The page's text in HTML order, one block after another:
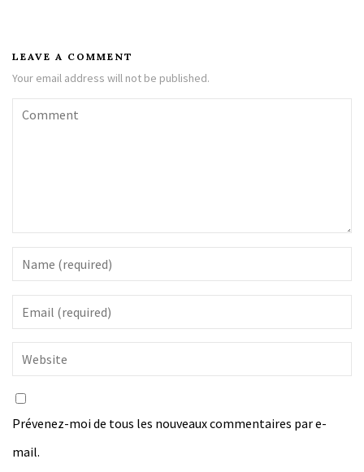
LEAVE A COMMENT
Your email address will not be published.
Prévenez-moi de tous les nouveaux commentaires par e-
mail.